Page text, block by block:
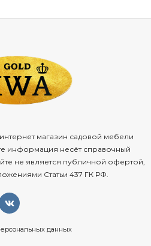
магазин садовой мебели
информация несёт справочный
не является публичной офертой,
Статьи 437 ГК РФ.
данных